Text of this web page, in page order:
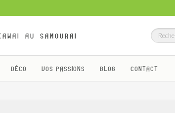
au samourai
DÉCO VOS PASSIONS BLOG CONTACT